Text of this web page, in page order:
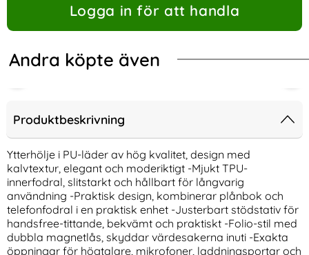
Logga in för att handla
Andra köpte även
Produktbeskrivning
Ytterhölje i PU-läder av hög kvalitet, design med
kalvtextur, elegant och moderiktigt -Mjukt TPU-
innerfodral, slitstarkt och hållbart för långvarig
användning -Praktisk design, kombinerar plånbok och
telefonfodral i en praktisk enhet -Justerbart stödstativ för
handsfree-tittande, bekvämt och praktiskt -Folio-stil med
dubbla magnetlås, skyddar värdesakerna inuti -Exakta
öppningar för högtalare, mikrofoner, laddningsportar och